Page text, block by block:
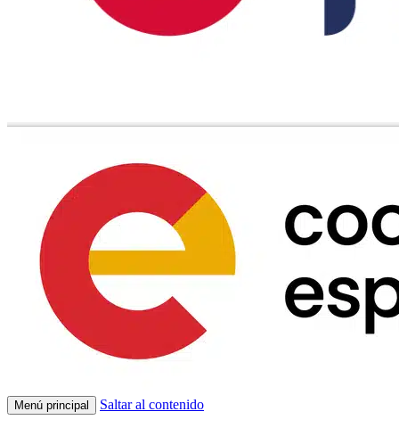
Menú principal Saltar al contenido